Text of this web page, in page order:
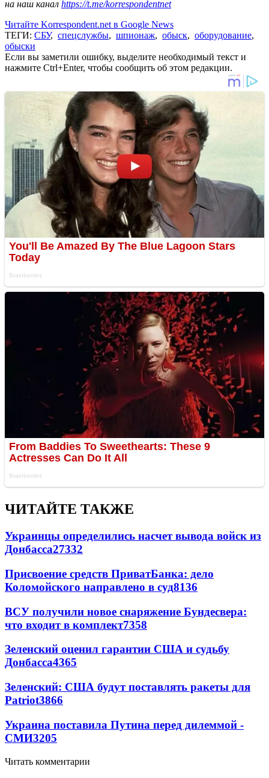
на наш канал https://t.me/korrespondentnet
Читайте Korrespondent.net в Google News
ТЕГИ: СБУ, спецслужбы, шпионаж, обыск, оборудование,
обыски
Если вы заметили ошибку, выделите необходимый текст и
нажмите Ctrl+Enter, чтобы сообщить об этом редакции.
ЧИТАЙТЕ ТАКЖЕ
Украинцы определились насчет вывода войск из
Донбасса27332
Присвоение средств ПриватБанка: дело
Коломойского направлено в суд8136
ВСУ получили новое снаряжение Бундесвера:
что входит в комплект7358
Зеленский оценил гарантии США и судьбу
Донбасса4365
Зеленский: США будут поставлять ракеты для
Patriot3866
Украина поставила Путина перед дилеммой -
СМИ3205
Читать комментарии